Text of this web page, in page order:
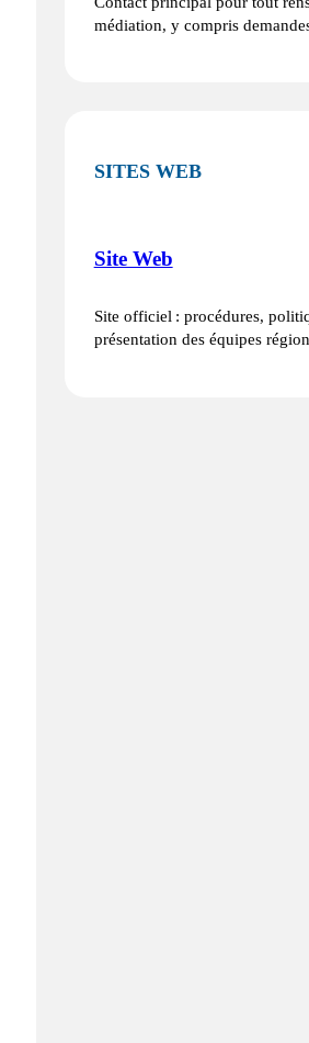
médiation, y compris
SITES WEB
Site Web
Site officiel : procédures,
présentation des équipes